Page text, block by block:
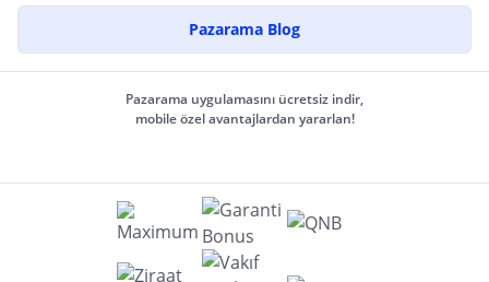
Pazarama Blog
Pazarama uygulamasını ücretsiz indir,
mobile özel avantajlardan yararlan!